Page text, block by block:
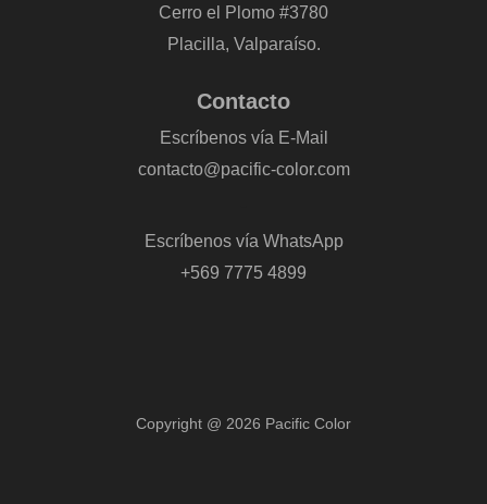
Cerro el Plomo #3780
Placilla, Valparaíso.
Contacto
Escríbenos vía E-Mail
contacto@pacific-color.com
Escríbenos vía WhatsApp
+569 7775 4899
Copyright @ 2026 Pacific Color